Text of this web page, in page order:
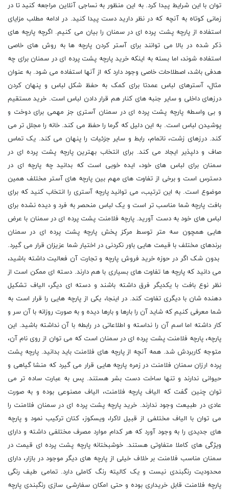
توان با این شرایط پیدا کرد. به این منظور به نساجی آنلاین مراجعه کنید تا در
زمانی کوتاه به آنچه که در نظر دارید دست پیدا کنید. در ادامه مطلب مزایای
استفاده از پارچه پشت پرده ای در سمنان را بیان می کنیم. اگرچه پارچه های
ذکر شده در بالا می توانند برای آستر کردن پارچه ها به روش های خاصی
استفاده شوند، اما بسته به اینکه خرید پارچه پشت پرده ای در سمنان برای چه
هدفی باشد، اصطلاحات خاصی وجود دارد که از آنها استفاده می شود. به عنوان
مثال، آسترهای لباس عمدتا برای کمک به حفظ شکل لباس و پنهان کردن
درزهای داخلی و سایر جنبه های کنار هم قرار دادن لباس است. خرید مستقیم
و بی واسطه پارچه پشت پرده ای در سمنان آستری جز مهمی برای دوخت و
پوشیدن لباس است. به این دلیل که گرما را حفظ می کند. خانه را مجلل تر می
کند. درزهای زشت، ناتمام، رابط و سایر جزئیات را پنهان می کند. یک تماس
صاف و دلپذیر ایجاد می کند. برای انتخاب بهترین پارچه پشت پرده ای در
سمنان برای لباس های خود، ایده خوبی است که بدانید چه پارچه ای در
دسترس است و برخی از تفاوت های مهم بین پارچه های آستر مختلف همین
موضوع است. به این ترتیب، می توانید پارچه آستری را انتخاب کنید که برای
بافت پارچه شما مناسب تر است و یک لباس منحصر به فرد و دیده نشده برای
لباس های خود به دست آورید. پارچه فلامنت پشت پرده ای در سمنان با عرض
هایی همچون سه متر توسط مرکز پخش پارچه پشت پرده ای در سمنان
برندهای مختلف با قیمت هایی باور نکردنی در اختیار شما عزیزان قرار می گیرد.
بدون شک اگر در حوزه خرید فروش پارچه و تجارت آن فعالیت داشته باشید،
می دانید که پارچه ها تفاوت های بسیاری با هم دارند. دسته ای ممکن است از
نظر نوع بافت با یکدیگر فرق داشته باشند و دسته ای دیگر، الیاف تشکیل
دهنده شان با دیگری تفاوت کند. در اینجا، یکی از پارچه هایی را قرار است به
شما معرفی کنیم که شاید آن را بارها و بارها دیده و به صورت روزانه با آن سر و
کار داشته اما اسم آن را نداسته و اطلاعاتی در رابطه با آن نداشته باشید. این
پارچه، پارچه فلامنت پشت پرده ای در سمنان است که می توان از روی نام آن،
متوجه کاربردش شد. همه آنچه از پارچه های فلامنت باید بدانید. پارچه پشت
پرده ارزان سمنان فلامنت در زمره پارچه هایی قرار می گیرد که منشا گیاهی و
حیوانی ندارند و تنها ساخت دست بشر هستند. پس به عبارت ساده تر می
توان چنین گفت که الیاف پارچه فلامنت، الیاف مصنوعی بوده و به صورت
عادی در طبیعت وجود ندارند. خرید پارچه پشت پرده ای در سمنان فلامنت را
می توان با الیاف مختلفی از قبیل لاکرا، ویسکوز، کتان ترکیب نمود و پارچه
های جدیدی را به وجود آورد که هر کدام موارد مصرف مختلفی داشته و دارای
ویژگی های کاملا متفاوتی هستند. خوشبختانه پارچه پشت پرده ای قیمت در
سمنان مناسب فلامنت بر خلاف خیلی از پارچه های دیگر موجود در بازار، دارای
محدودیت رنگبندی نیست و یک کالیته رنگ کاملی دارد. تمامی طیف رنگی
پارچه فلامنت قابل خریداری بوده و حتی امکان سفارشی سازی رنگبندی پارچه